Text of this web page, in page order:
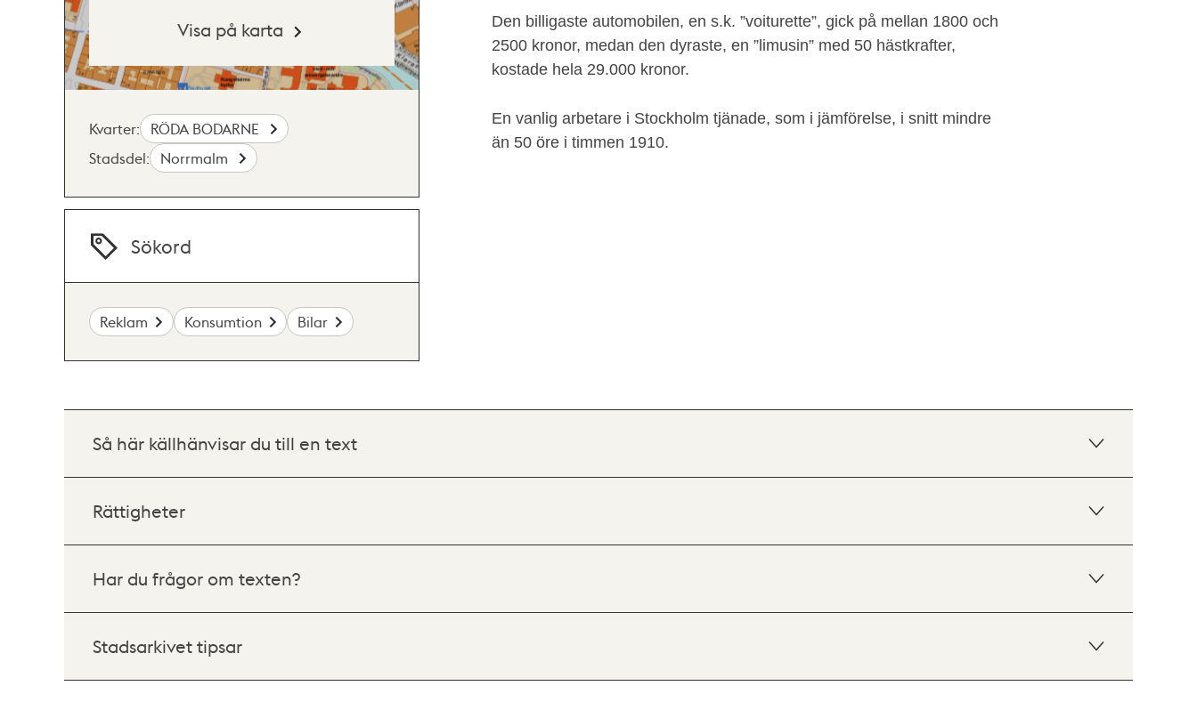
Den billigaste automobilen, en s.k. ”voiturette”, gick på mellan 1800 och
2500 kronor, medan den dyraste, en ”limusin” med 50 hästkrafter,
kostade hela 29.000 kronor.
En vanlig arbetare i Stockholm tjänade, som i jämförelse, i snitt mindre
än 50 öre i timmen 1910.
Visa på karta
Kvarter:
RÖDA BODARNE
Stadsdel:
Norrmalm
Sökord
Reklam Konsumtion Bilar
Så här källhänvisar du till en text
Rättigheter
Har du frågor om texten?
Stadsarkivet tipsar